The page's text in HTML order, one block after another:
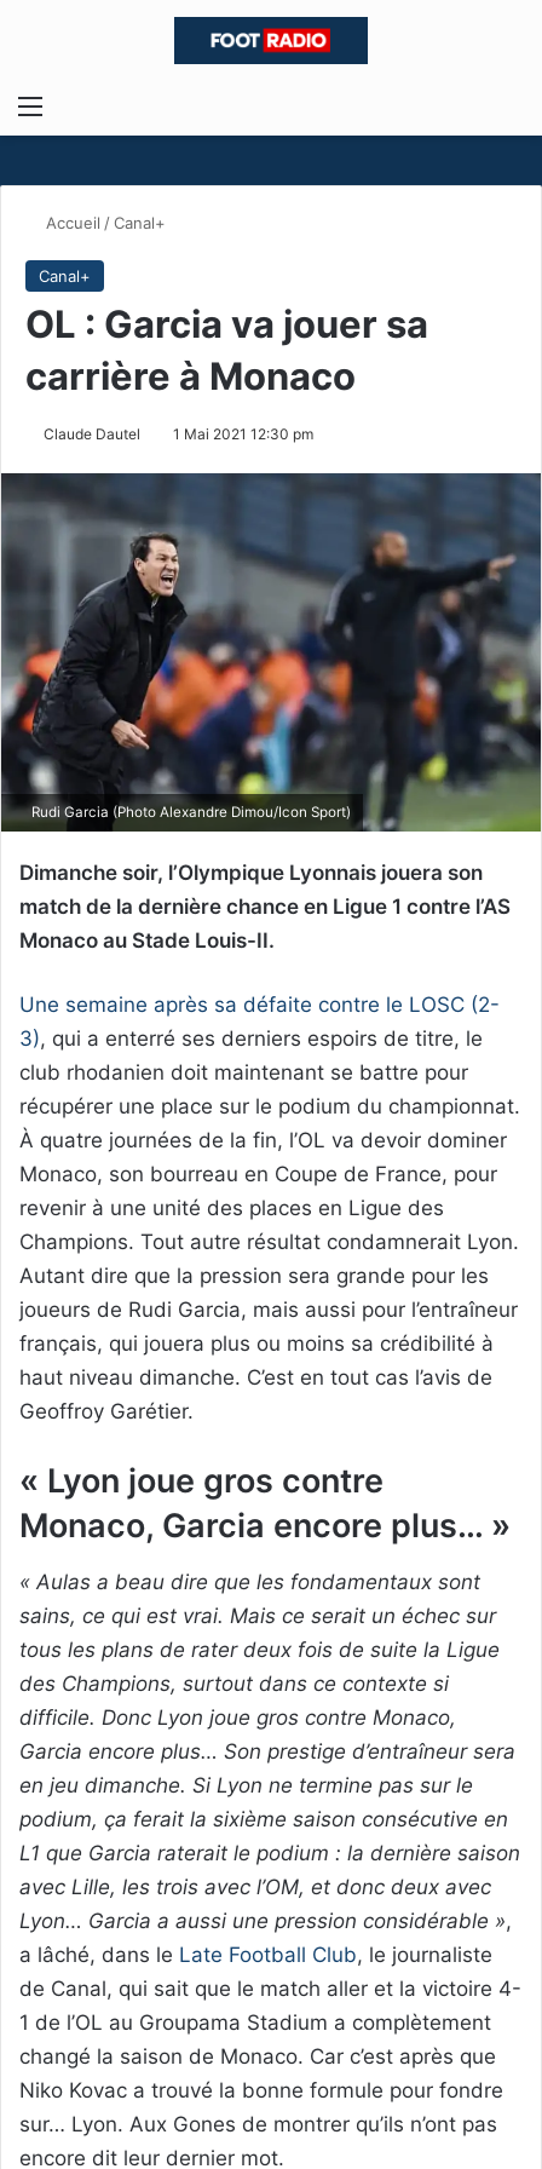
Menu
Accueil /Canal+
Canal+
OL : Garcia va jouer sa
carrière à Monaco
Claude Dautel 1 Mai 2021 12:30 pm
Rudi Garcia (Photo Alexandre Dimou/Icon Sport)
Dimanche soir, l’Olympique Lyonnais jouera son
match de la dernière chance en Ligue 1 contre l’AS
Monaco au Stade Louis-II.
Une semaine après sa défaite contre le LOSC (2-
3), qui a enterré ses derniers espoirs de titre, le
club rhodanien doit maintenant se battre pour
récupérer une place sur le podium du championnat.
À quatre journées de la fin, l’OL va devoir dominer
Monaco, son bourreau en Coupe de France, pour
revenir à une unité des places en Ligue des
Champions. Tout autre résultat condamnerait Lyon.
Autant dire que la pression sera grande pour les
joueurs de Rudi Garcia, mais aussi pour l’entraîneur
français, qui jouera plus ou moins sa crédibilité à
haut niveau dimanche. C’est en tout cas l’avis de
Geoffroy Garétier.
« Lyon joue gros contre
Monaco, Garcia encore plus… »
« Aulas a beau dire que les fondamentaux sont
sains, ce qui est vrai. Mais ce serait un échec sur
tous les plans de rater deux fois de suite la Ligue
des Champions, surtout dans ce contexte si
difficile. Donc Lyon joue gros contre Monaco,
Garcia encore plus… Son prestige d’entraîneur sera
en jeu dimanche. Si Lyon ne termine pas sur le
podium, ça ferait la sixième saison consécutive en
L1 que Garcia raterait le podium : la dernière saison
avec Lille, les trois avec l’OM, et donc deux avec
Lyon… Garcia a aussi une pression considérable »,
a lâché, dans le Late Football Club, le journaliste
de Canal, qui sait que le match aller et la victoire 4-
1 de l’OL au Groupama Stadium a complètement
changé la saison de Monaco. Car c’est après que
Niko Kovac a trouvé la bonne formule pour fondre
sur… Lyon. Aux Gones de montrer qu’ils n’ont pas
encore dit leur dernier mot.